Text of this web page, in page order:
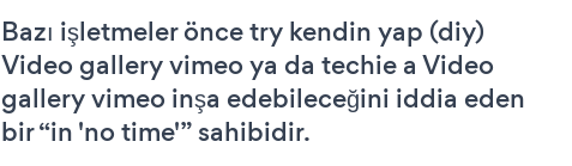
Bazı işletmeler önce try kendin yap (diy)
Video gallery vimeo ya da techie a Video
gallery vimeo inşa edebileceğini iddia eden
bir “in 'no time'” sahibidir.